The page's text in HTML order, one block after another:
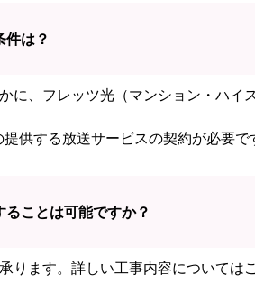
件は？
に、フレッツ光（マンション・ハ
供する放送サービスの契約が必要
ことは可能ですか？
ります。詳しい工事内容については